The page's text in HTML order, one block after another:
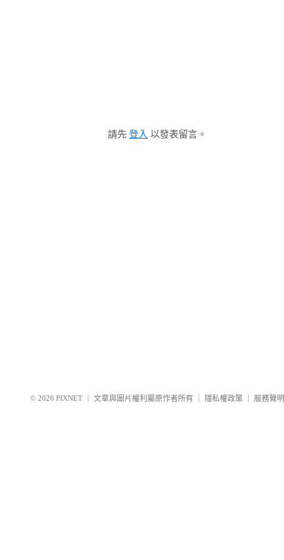
請先 登入 以發表留言。
© 2026 PIXNET 文章與圖片權利屬原作者所有 隱私權政策 服務聲明